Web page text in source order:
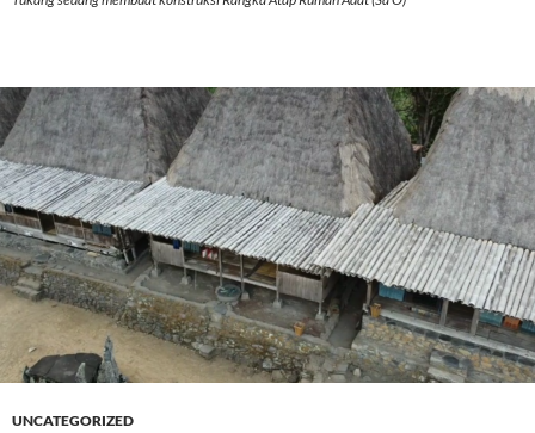
UNCATEGORIZED